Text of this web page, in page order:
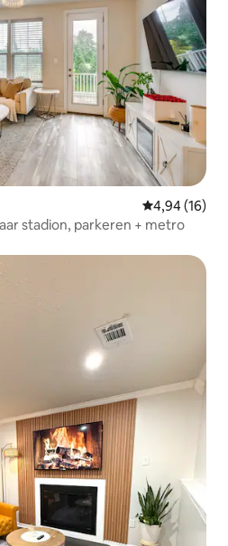
Gemiddelde
4,94 (16)
stadion, parkeren + metro